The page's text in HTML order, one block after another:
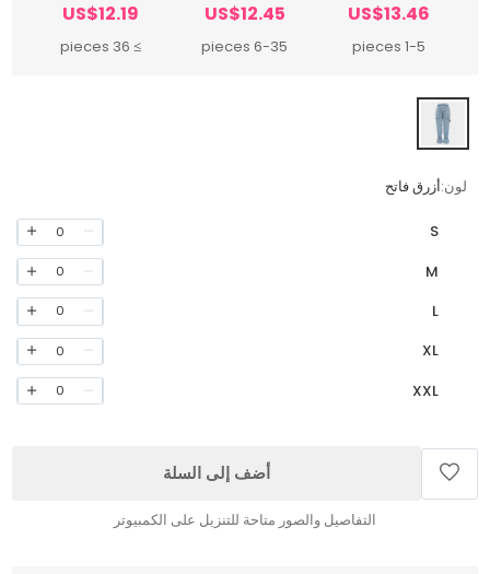
US$13.46
1-5 pieces
US$12.45
6-35 pieces
US$12.19
≥ 36 pieces
لون:أزرق فاتح
S
0
M
0
L
0
XL
0
XXL
0
أضف إلى السلة
التفاصيل والصور متاحة للتنزيل على الكمبيوتر